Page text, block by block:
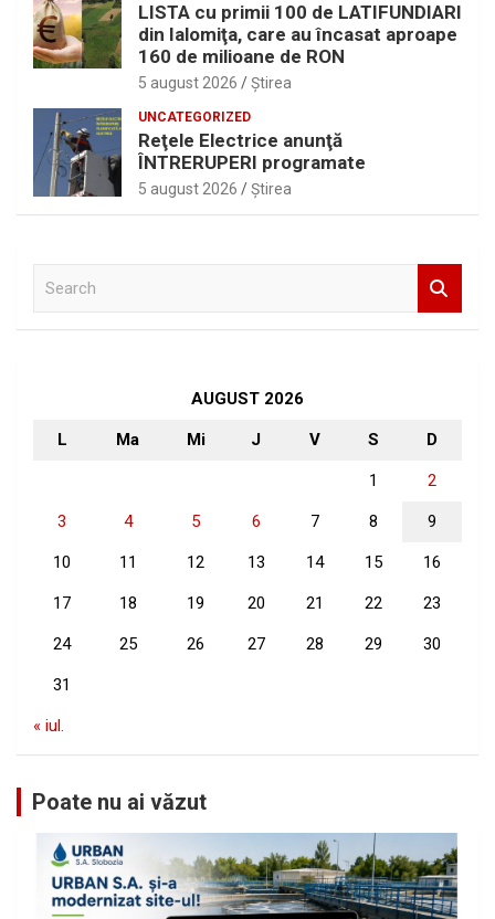
LISTA cu primii 100 de LATIFUNDIARI
din Ialomiţa, care au încasat aproape
160 de milioane de RON
5 august 2026 Ştirea
UNCATEGORIZED
Reţele Electrice anunţă
ÎNTRERUPERI programate
5 august 2026 Ştirea
AUGUST 2026
L Ma Mi J V S D
1 2
3 4 5 6 7 8 9
10 11 12 13 14 15 16
17 18 19 20 21 22 23
24 25 26 27 28 29 30
31
« iul.
Poate nu ai văzut